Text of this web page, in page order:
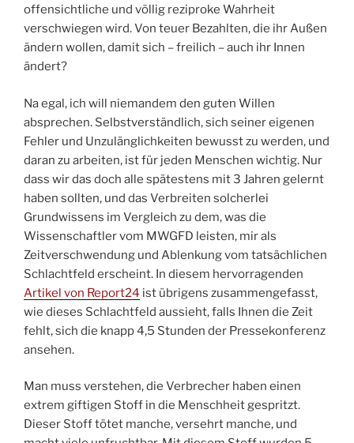
offensichtliche und völlig reziproke Wahrheit
verschwiegen wird. Von teuer Bezahlten, die ihr Außen
ändern wollen, damit sich – freilich – auch ihr Innen
ändert?
Na egal, ich will niemandem den guten Willen
absprechen. Selbstverständlich, sich seiner eigenen
Fehler und Unzulänglichkeiten bewusst zu werden, und
daran zu arbeiten, ist für jeden Menschen wichtig. Nur
dass wir das doch alle spätestens mit 3 Jahren gelernt
haben sollten, und das Verbreiten solcherlei
Grundwissens im Vergleich zu dem, was die
Wissenschaftler vom MWGFD leisten, mir als
Zeitverschwendung und Ablenkung vom tatsächlichen
Schlachtfeld erscheint. In diesem hervorragenden
Artikel von Report24 ist übrigens zusammengefasst,
wie dieses Schlachtfeld aussieht, falls Ihnen die Zeit
fehlt, sich die knapp 4,5 Stunden der Pressekonferenz
ansehen.
Man muss verstehen, die Verbrecher haben einen
extrem giftigen Stoff in die Menschheit gespritzt.
Dieser Stoff tötet manche, versehrt manche, und